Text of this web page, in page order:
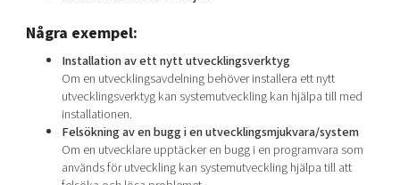
Några exempel:
Installation av ett nytt utvecklingsverktyg
Om en utvecklingsavdelning behöver installera ett nytt
utvecklingsverktyg kan systemutveckling kan hjälpa till med
installationen.
Felsökning av en bugg i en utvecklingsmjukvara/system
Om en utvecklare upptäcker en bugg i en programvara som
används för utveckling kan systemutveckling hjälpa till att